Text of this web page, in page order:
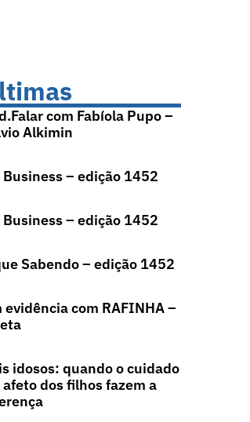
com Fabíola Pupo –
Alkimin
Business – edição 1452
Business – edição 1452
Sabendo – edição 1452
evidência com RAFINHA –
idosos: quando o cuidado
afeto dos filhos fazem a